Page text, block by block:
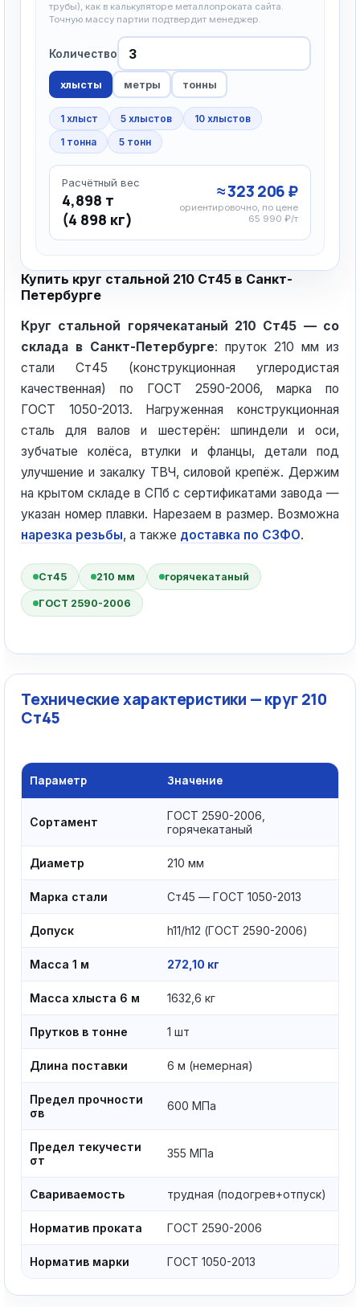
трубы), как в калькуляторе металлопроката сайта.
Точную массу партии подтвердит менеджер.
Количество
хлысты метры тонны
1 хлыст 5 хлыстов
10 хлыстов
1 тонна
5 тонн
Расчётный вес
4,898 т
(4 898 кг)
≈ 323 206 ₽
ориентировочно, по цене
65 990 ₽/т
Купить круг стальной 210 Ст45 в Санкт-
Петербурге
Круг стальной горячекатаный 210 Ст45 — со
склада в Санкт-Петербурге: пруток 210 мм из
стали Ст45 (конструкционная углеродистая
качественная) по ГОСТ 2590-2006, марка по
ГОСТ 1050-2013. Нагруженная конструкционная
сталь для валов и шестерён: шпиндели и оси,
зубчатые колёса, втулки и фланцы, детали под
улучшение и закалку ТВЧ, силовой крепёж. Держим
на крытом складе в СПб с сертификатами завода —
указан номер плавки. Нарезаем в размер. Возможна
нарезка резьбы, а также доставка по СЗФО.
Ст45 210 мм горячекатаный
ГОСТ 2590-2006
Технические характеристики — круг 210
Ст45
Параметр Значение
Сортамент
ГОСТ 2590-2006,
горячекатаный
Диаметр 210 мм
Марка стали Ст45 — ГОСТ 1050-2013
Допуск h11/h12 (ГОСТ 2590-2006)
Масса 1 м 272,10 кг
Масса хлыста 6 м 1632,6 кг
Прутков в тонне 1 шт
Длина поставки 6 м (немерная)
Предел прочности
σв
600 МПа
Предел текучести
σт
355 МПа
Свариваемость трудная (подогрев+отпуск)
Норматив проката ГОСТ 2590-2006
Норматив марки ГОСТ 1050-2013